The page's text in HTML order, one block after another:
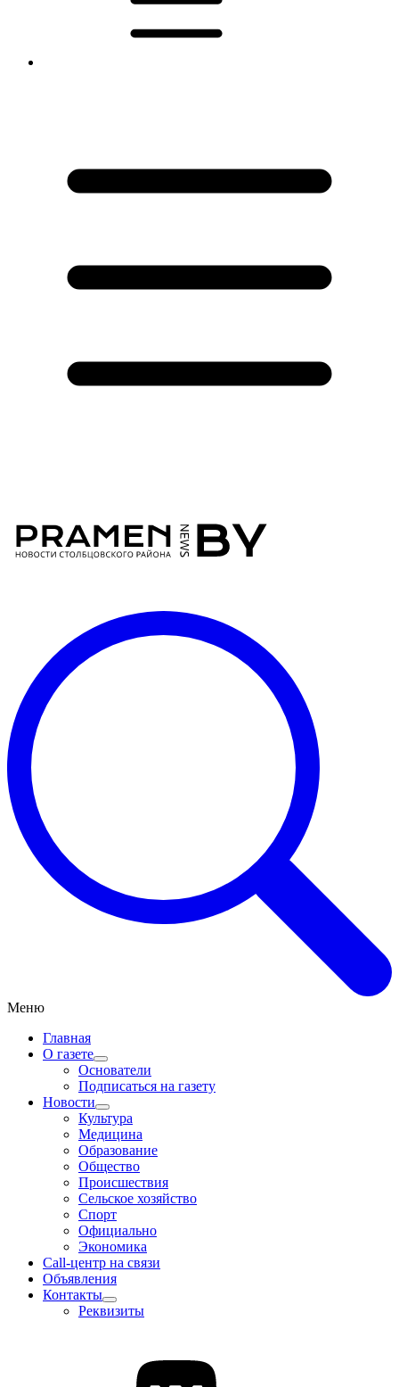
Меню
Главная
О газете
Основатели
Подписаться на газету
Новости
Культура
Медицина
Образование
Общество
Происшествия
Сельское хозяйство
Спорт
Официально
Экономика
Call-центр на связи
Объявления
Контакты
Реквизиты